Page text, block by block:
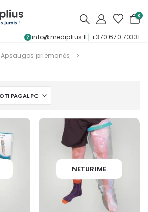
0
info@mediplius.lt│ +370 670 70331
Apsaugos priemonės
NETURIME